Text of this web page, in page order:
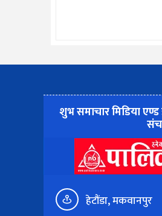
शुभ समाचार मिडिया एण्ड
हेटौंडा, मकवानपुर